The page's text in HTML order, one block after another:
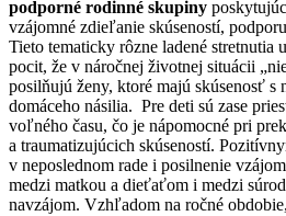
podporné rodinné skupiny
vzájomné zdieľanie skúseností,
Tieto tematicky rôzne ladené stretnutia
pocit, že v náročnej životnej situácii
posilňujú ženy, ktoré majú skúsenosť s
domáceho násilia. Pre deti sú zase
voľného času, čo je nápomocné pri
a traumatizujúcich skúseností.
v neposlednom rade i posilnenie
medzi matkou a dieťaťom i medzi
navzájom. Vzhľadom na ročné